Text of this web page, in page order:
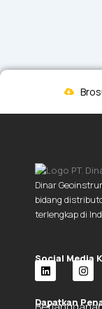
Dinar
bidang
terlengkap di
Social Media
L I
n
Dapatkan